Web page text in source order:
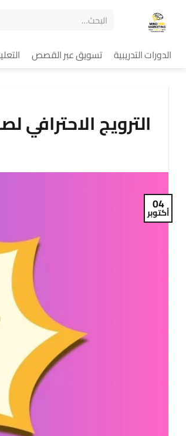
الدورات التدريبية تسويق عبر القصص
الترويج الاحترافي لصفحات
04
أكتوبر